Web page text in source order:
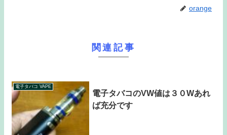
orange
関連記事
電子タバコ VAPE
電子タバコのVW値は３０Wあれ
ば充分です